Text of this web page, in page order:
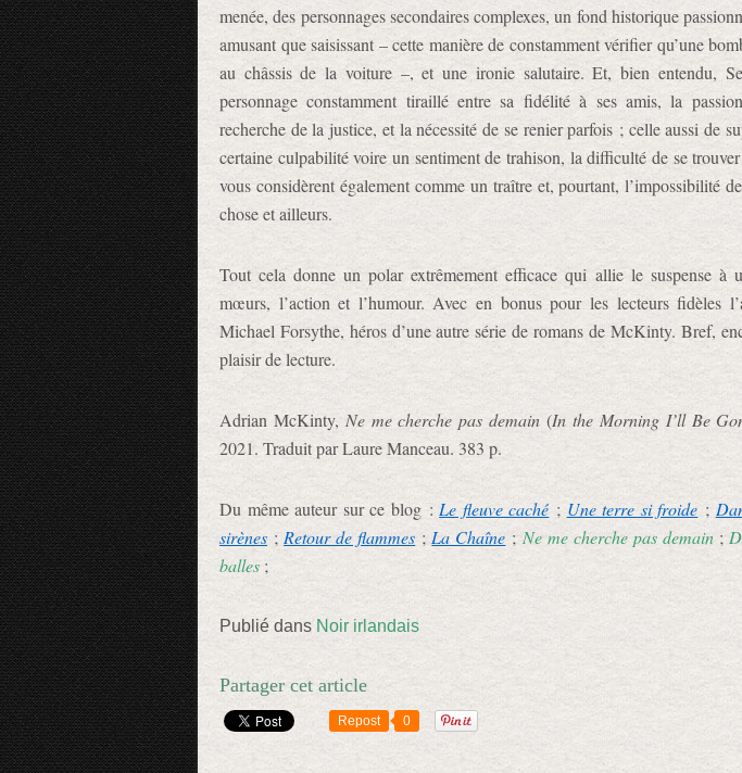
menée, des personnages secondaires complexes, un fond historique
amusant que saisissant – cette manière de constamment vérifier qu’une
au châssis de la voiture –, et une ironie salutaire. Et, bien entendu,
personnage constamment tiraillé entre sa fidélité à ses amis, la
recherche de la justice, et la nécessité de se renier parfois ; celle aussi de
certaine culpabilité voire un sentiment de trahison, la difficulté de se
vous considèrent également comme un traître et, pourtant, l’impossibilité
chose et ailleurs.
Tout cela donne un polar extrêmement efficace qui allie le suspense à
mœurs, l’action et l’humour. Avec en bonus pour les lecteurs fidèles
Michael Forsythe, héros d’une autre série de romans de McKinty. Bref,
plaisir de lecture.
Adrian McKinty, Ne me cherche pas demain (In the Morning I’ll Be
2021. Traduit par Laure Manceau. 383 p.
Du même auteur sur ce blog : Le fleuve caché ; Une terre si froide ;
sirènes ; Retour de flammes ; La Chaîne ; Ne me cherche pas demain;
balles ;
Publié dans Noir irlandais
Partager cet article
Repost 0